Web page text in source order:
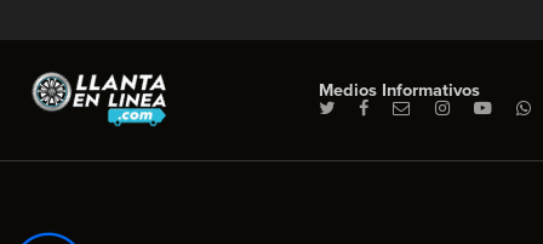
Medios Informativos